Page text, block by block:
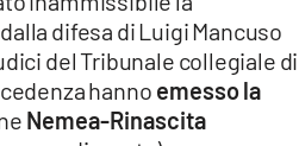
difesa di Luigi Mancuso
del Tribunale collegiale di
hanno emesso la
Nemea-Rinascita